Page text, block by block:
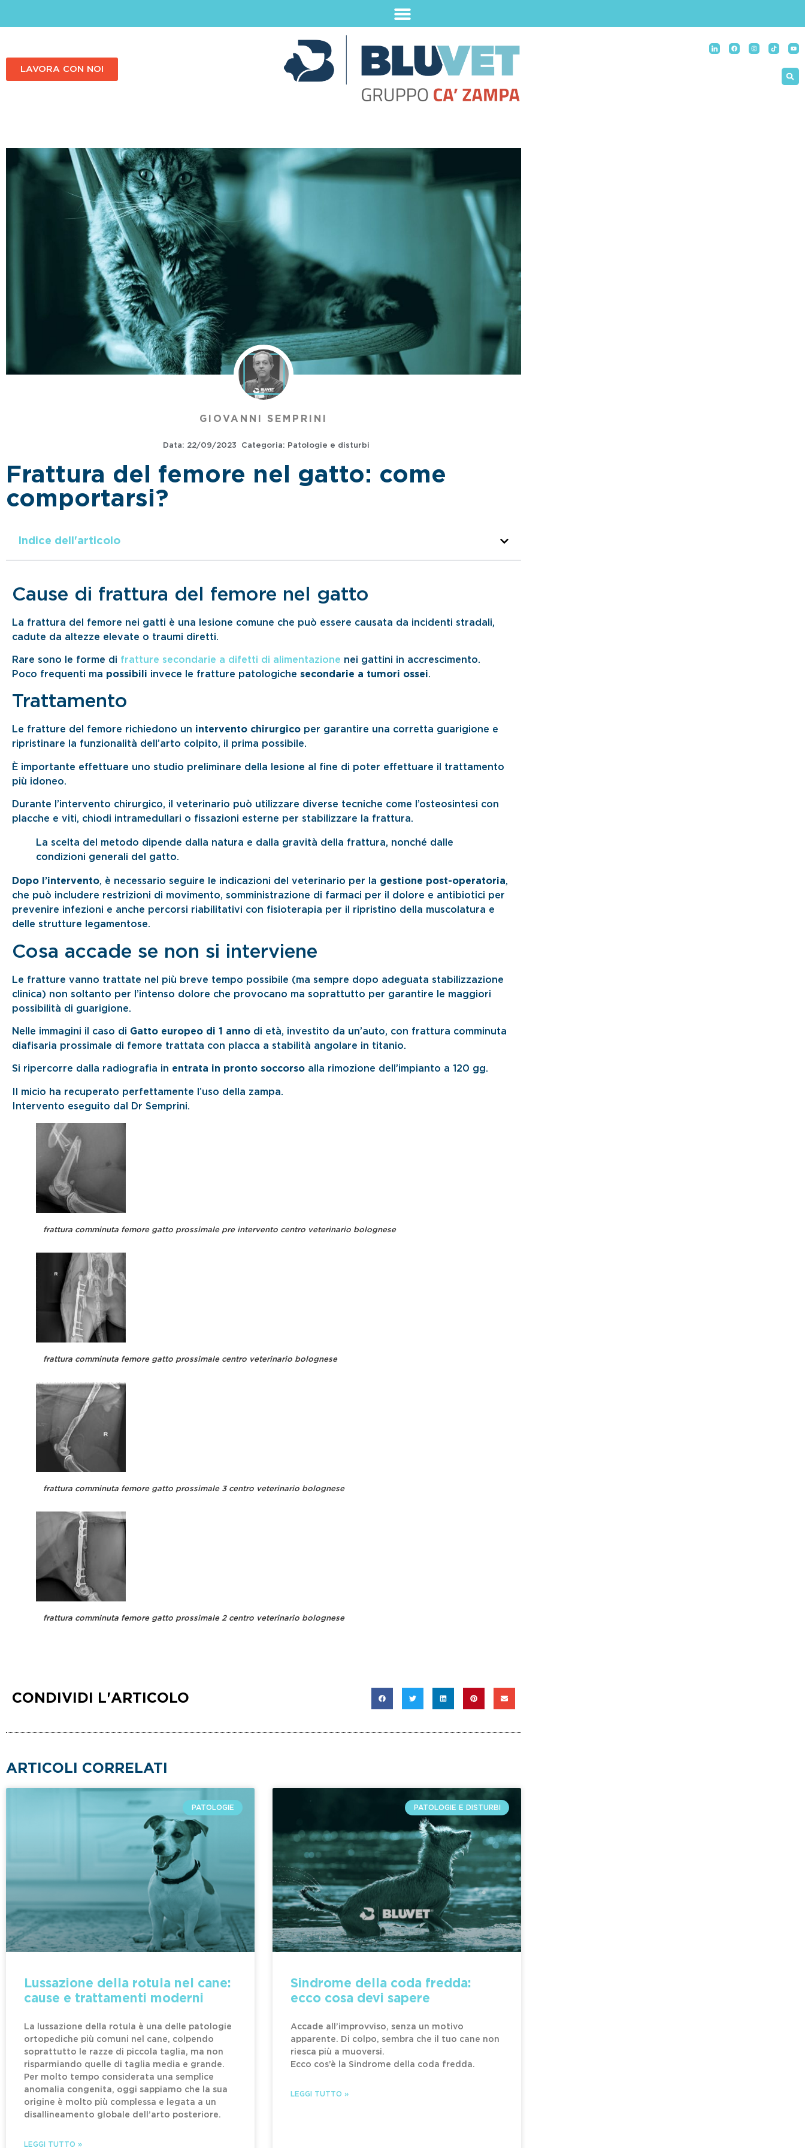
LAVORA CON NOI
GIOVANNI SEMPRINI
Data: 22/09/2023 Categoria: Patologie e disturbi
Frattura del femore nel gatto: come
comportarsi?
Indice dell'articolo
Cause di frattura del femore nel gatto
La frattura del femore nei gatti è una lesione comune che può essere causata da incidenti stradali,
cadute da altezze elevate o traumi diretti.
Rare sono le forme di fratture secondarie a difetti di alimentazione nei gattini in accrescimento.
Poco frequenti ma possibili invece le fratture patologiche secondarie a tumori ossei.
Trattamento
Le fratture del femore richiedono un intervento chirurgico per garantire una corretta guarigione e
ripristinare la funzionalità dell’arto colpito, il prima possibile.
È importante effettuare uno studio preliminare della lesione al fine di poter effettuare il trattamento
più idoneo.
Durante l’intervento chirurgico, il veterinario può utilizzare diverse tecniche come l’osteosintesi con
placche e viti, chiodi intramedullari o fissazioni esterne per stabilizzare la frattura.
La scelta del metodo dipende dalla natura e dalla gravità della frattura, nonché dalle
condizioni generali del gatto.
Dopo l’intervento, è necessario seguire le indicazioni del veterinario per la gestione post-operatoria,
che può includere restrizioni di movimento, somministrazione di farmaci per il dolore e antibiotici per
prevenire infezioni e anche percorsi riabilitativi con fisioterapia per il ripristino della muscolatura e
delle strutture legamentose.
Cosa accade se non si interviene
Le fratture vanno trattate nel più breve tempo possibile (ma sempre dopo adeguata stabilizzazione
clinica) non soltanto per l’intenso dolore che provocano ma soprattutto per garantire le maggiori
possibilità di guarigione.
Nelle immagini il caso di Gatto europeo di 1 anno di età, investito da un’auto, con frattura comminuta
diafisaria prossimale di femore trattata con placca a stabilità angolare in titanio.
Si ripercorre dalla radiografia in entrata in pronto soccorso alla rimozione dell’impianto a 120 gg.
Il micio ha recuperato perfettamente l’uso della zampa.
Intervento eseguito dal Dr Semprini.
frattura comminuta femore gatto prossimale pre intervento centro veterinario bolognese
frattura comminuta femore gatto prossimale centro veterinario bolognese
frattura comminuta femore gatto prossimale 3 centro veterinario bolognese
frattura comminuta femore gatto prossimale 2 centro veterinario bolognese
CONDIVIDI L'ARTICOLO
ARTICOLI CORRELATI
PATOLOGIE
Lussazione della rotula nel cane:
cause e trattamenti moderni
La lussazione della rotula è una delle patologie
ortopediche più comuni nel cane, colpendo
soprattutto le razze di piccola taglia, ma non
risparmiando quelle di taglia media e grande.
Per molto tempo considerata una semplice
anomalia congenita, oggi sappiamo che la sua
origine è molto più complessa e legata a un
disallineamento globale dell’arto posteriore.
LEGGI TUTTO »
PATOLOGIE E DISTURBI
Sindrome della coda fredda:
ecco cosa devi sapere
Accade all’improvviso, senza un motivo
apparente. Di colpo, sembra che il tuo cane non
riesca più a muoversi.
Ecco cos’è la Sindrome della coda fredda.
LEGGI TUTTO »